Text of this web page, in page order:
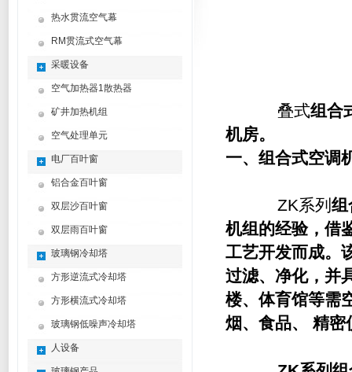
热水贯流空气幕
RM贯流式空气幕
采暖设备
空气加热器1散热器
矿井加热机组
空气处理单元
电厂百叶窗
铝合金百叶窗
双层沙百叶窗
双层雨百叶窗
玻璃钢冷却塔
方形逆流式冷却塔
方形横流式冷却塔
玻璃钢低噪声冷却塔
人设备
叠式组合
机房。
一、 组合式空调
ZK系列 组
机组的经验，借
工艺开发而成。
过滤、净化，并
楼、体育馆等需
烟、食品、 精密